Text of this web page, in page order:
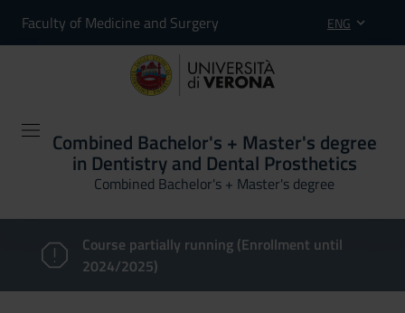
Faculty of Medicine and Surgery ENG
Combined Bachelor's + Master's degree
in Dentistry and Dental Prosthetics
Combined Bachelor's + Master's degree
Course partially running (Enrollment until
2024/2025)